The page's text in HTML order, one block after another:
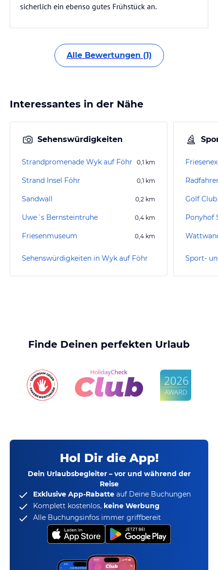
sicherlich ein ebenso gutes Frühstück an.
Alle Bewertungen (1)
Interessantes in der Nähe
Sehenswürdigkeiten
Strandpromenade Wyk auf Föhr 0,1 km
Strand Insel Föhr 0,1 km
Sandwall 0,2 km
Uwe´s Bernsteintruhe 0,4 km
Friesenmuseum 0,4 km
Sehenswürdigkeiten in Wyk auf Föhr
Golf Club
Ponyhof
Finde Deinen perfekten Urlaub
Hol Dir die App!
Dein Urlaubsbegleiter – vor und während der
Reise
Exklusive App-Rabatte auf Deine Buchungen
Komplett kostenlos, keine Werbung
Alle Buchungsinfos immer griffbereit